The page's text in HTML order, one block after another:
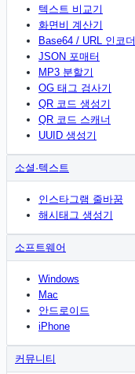
텍스트 비교기
화면비 계산기
Base64 / URL 인코더
JSON 포매터
MP3 분할기
OG 태그 검사기
QR 코드 생성기
QR 코드 스캐너
UUID 생성기
소셜·텍스트
인스타그램 줄바꿈
해시태그 생성기
소프트웨어
Windows
Mac
안드로이드
iPhone
커뮤니티